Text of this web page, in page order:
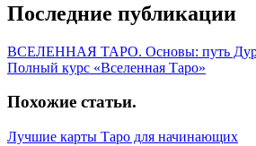
Последние публикации
ВСЕЛЕННАЯ ТАРО. Основы: путь
Полный курс «Вселенная Таро»
Похожие статьи.
Лучшие карты Таро для начинающих